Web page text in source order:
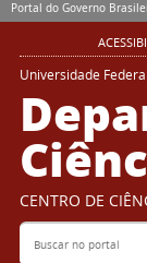
Portal do Governo
Universidade
CENTRO DE
Buscar no portal